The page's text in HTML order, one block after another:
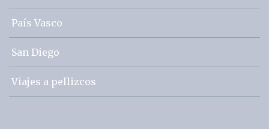
País Vasco
San Diego
Viajes a pellizcos